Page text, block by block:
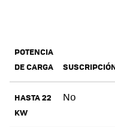
POTENCIA
DE CARGA
HASTA 22
KW
No